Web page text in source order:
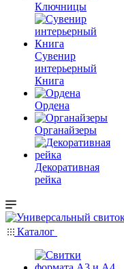
Ключницы
Сувенир
интерьерный
Книга
Ордена
Органайзеры
Декоративная
рейка
Каталог